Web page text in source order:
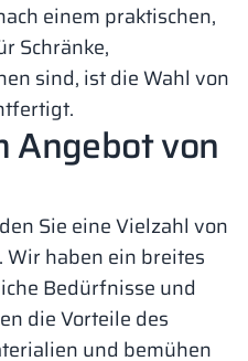
einem praktischen,
Schränke,
sind, ist die Wahl von
Angebot von
Sie eine Vielzahl von
Wir haben ein breites
Bedürfnisse und
die Vorteile des
und bemühen